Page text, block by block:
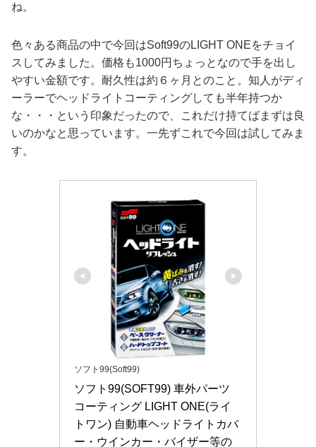
ね。
色々ある商品の中で今回はSoft99のLIGHT ONEをチョイ
スしてみました。価格も1000円ちょっとなので手を出し
やすい金額です。耐久性は約６ヶ月とのこと。知人がディ
ーラーでヘッドライトコーティングしても半年持つか
な・・・という印象だったので、これだけ持てばまずは良
いのかなと思っています。一先ずこれで今回は試してみま
す。
ソフト99(Soft99)
ソフト99(SOFT99) 車外パーツ
コーティング LIGHT ONE(ライ
トワン) 自動車ヘッドライトカバ
ー・ウインカー・バイザー等の